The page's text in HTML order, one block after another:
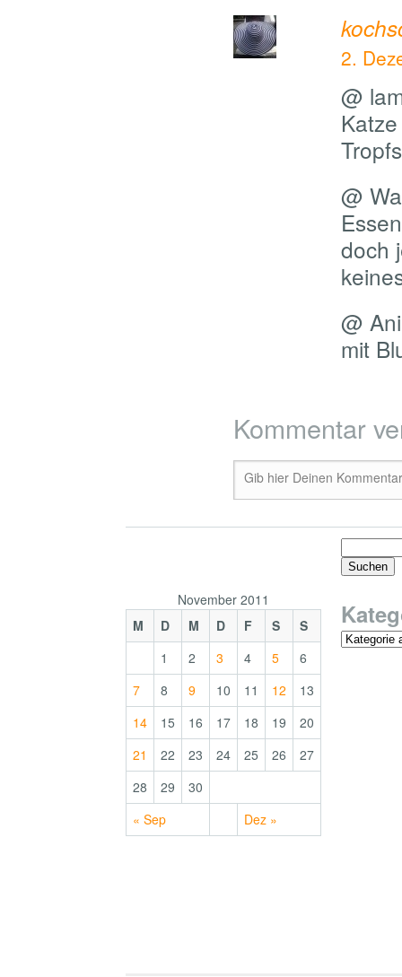
2.
@
@
doch
@
mit
Kommentar
Gib hier Deinen
November 2011
M
D M D F S S
« Sep Dez »
1 2 3 4 5
6
7
8 9 10 11 12
13
14
15 16 17 18 19
20
21
22 23 24 25 26
27
28
29 30